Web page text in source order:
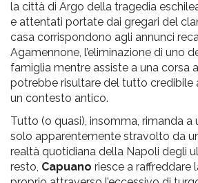
la città di Argo della tragedia
e attentati portate dai gregari del
casa corrispondono agli annunci
Agamennone, l’eliminazione di uno
famiglia mentre assiste a una corsa
potrebbe risultare del tutto credibile
un contesto antico.
Tutto (o quasi), insomma, rimanda a
solo apparentemente stravolto da
realtà quotidiana della Napoli degli
resto, Capuano riesce a raffreddare